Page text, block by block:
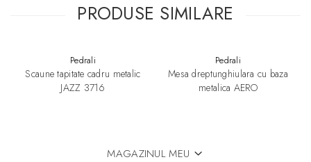
PRODUSE SIMILARE
Pedrali
Scaune tapitate cadru metalic
JAZZ 3716
Pedrali
Mesa dreptunghiulara cu baza
metalica AERO
MAGAZINUL MEU